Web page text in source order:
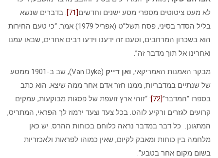
לא מעט ציטוטים מספרי מסע ישנים וחדשים[71]
. בדברים שנשא
בליל הסדר בסיני, פסח תשל”ט (אפריל 1979) אמר: “כי טעם החירות
הוא בשכרון המרחבים, וטעם זה ידענו וידעו רבים אחרים, שבאו עמנו
ואחרינו אל תוך מדבר זה”.
מבקר האמנות האמריקאי, ואן דייק
(Van Dyke), שב ב-1901 ממסע
של שנתיים במדבריות, ממנו חזר אדם אחר ממה שיצא. הוא כתב
בספרו “המדבר”[72]
: “זוהי ארץ זועפת של פסגות מבוקעות, עמקים
קרועים לגזרים ורקיע לוהט. בכל צעד וצעד ירמוז לך הפראי, המתריס,
המתגונן. כל דבר במדבר נראה כלוחם בכוחות ההרס. יש כאן
מלחמה בין כוחות ומאבק לקיום, שאין כמוהו לפראות ולאכזריות
בשום מקום אחר בטבע”.